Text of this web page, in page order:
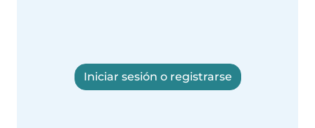
Iniciar sesión o registrarse